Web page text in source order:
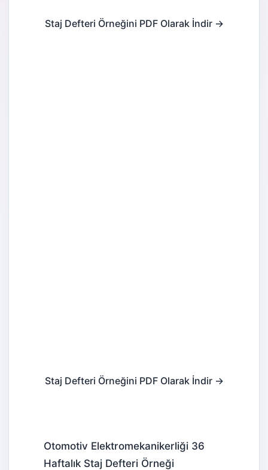
Staj Defteri Örneğini PDF Olarak İndir →
Staj Defteri Örneğini PDF Olarak İndir →
Otomotiv Elektromekanikerliği 36
Haftalık Staj Defteri Örneği